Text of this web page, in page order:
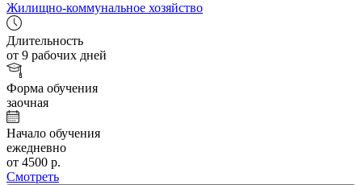
Жилищно-коммунальное хозяйство
Длительность
от 9 рабочих дней
Форма обучения
заочная
Начало обучения
ежедневно
от 4500 р.
Смотреть